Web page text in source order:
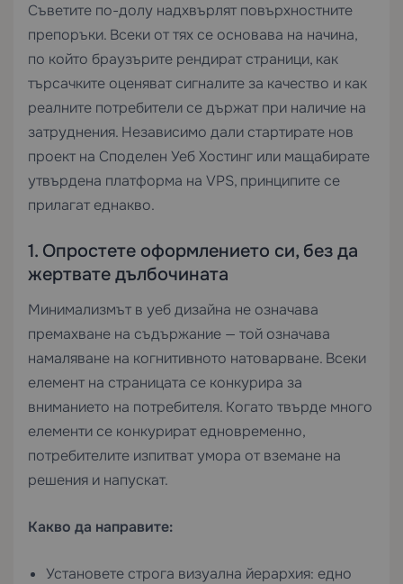
Съветите по-долу надхвърлят повърхностните
препоръки. Всеки от тях се основава на начина,
по който браузърите рендират страници, как
търсачките оценяват сигналите за качество и как
реалните потребители се държат при наличие на
затруднения. Независимо дали стартирате нов
проект на Споделен Уеб Хостинг или мащабирате
утвърдена платформа на VPS, принципите се
прилагат еднакво.
1. Опростете оформлението си, без да
жертвате дълбочината
Минимализмът в уеб дизайна не означава
премахване на съдържание — той означава
намаляване на когнитивното натоварване. Всеки
елемент на страницата се конкурира за
вниманието на потребителя. Когато твърде много
елементи се конкурират едновременно,
потребителите изпитват умора от вземане на
решения и напускат.
Какво да направите:
Установете строга визуална йерархия: едно